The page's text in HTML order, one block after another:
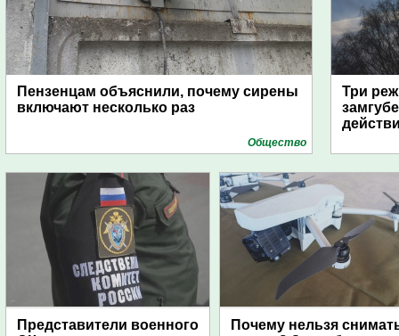
Пензенцам объяснили, почему сирены
включают несколько раз
Общество
Три
Представители военного
Почему нельзя